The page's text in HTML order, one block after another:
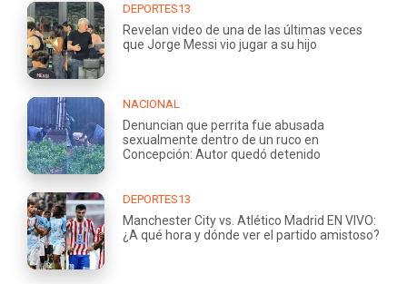
DEPORTES13
Revelan video de una de las últimas veces
que Jorge Messi vio jugar a su hijo
NACIONAL
Denuncian que perrita fue abusada
sexualmente dentro de un ruco en
Concepción: Autor quedó detenido
DEPORTES13
Manchester City vs. Atlético Madrid EN VIVO:
¿A qué hora y dónde ver el partido amistoso?